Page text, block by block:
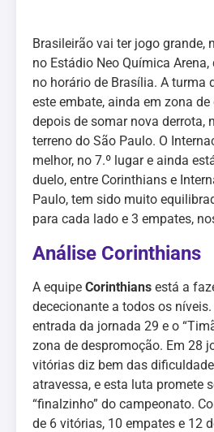
Brasileirão vai ter jogo grande,
no Estádio Neo Química
no horário de Brasília. A turma
este embate, ainda em zona
depois de somar nova derrota,
terreno do São Paulo. O
melhor, no 7.º lugar e ainda
duelo, entre Corinthians e
Paulo, tem sido muito
para cada lado e 3 empates,
Análise Corinthians
A equipe Corinthians está a
dececionante a todos os
entrada da jornada 29 e o
zona de despromoção. Em 28
vitórias diz bem das
atravessa, e esta luta promete
“finalzinho” do campeonato.
de 6 vitórias, 10 empates e 12